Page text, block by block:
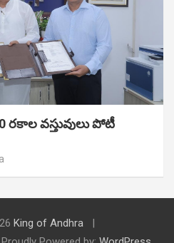
వస్తువులు పోటీ
King of Andhra